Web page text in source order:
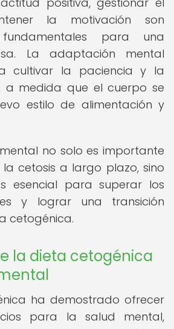
la motivación son
fundamentales para una
La adaptación mental
cultivar la paciencia y la
a medida que el cuerpo se
estilo de alimentación y
no solo es importante
cetosis a largo plazo, sino
esencial para superar los
y lograr una transición
cetogénica.
la dieta cetogénica
ha demostrado ofrecer
para la salud mental,